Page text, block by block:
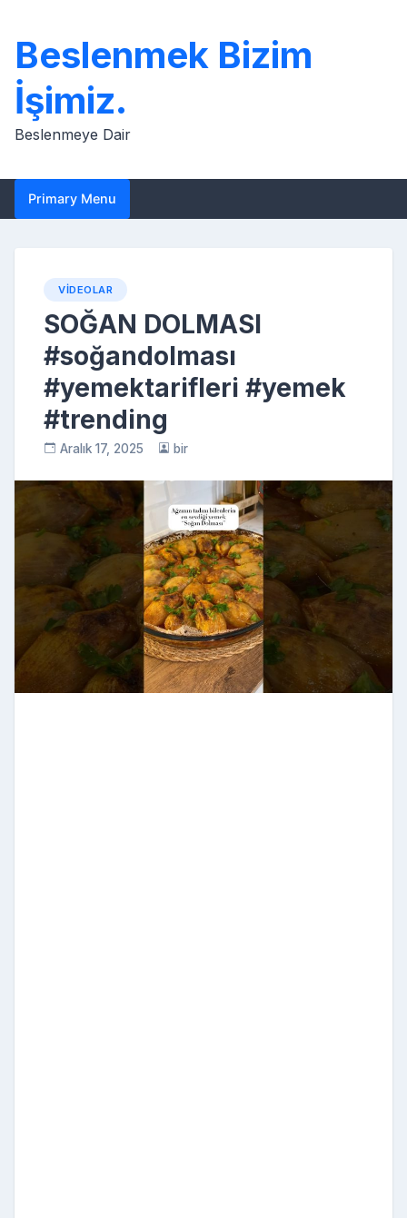
content
Beslenmek Bizim
İşimiz.
Beslenmeye Dair
Primary Menu
VIDEOLAR
SOĞAN DOLMASI
#soğandolması
#yemektarifleri #yemek
#trending
Aralık 17, 2025 bir